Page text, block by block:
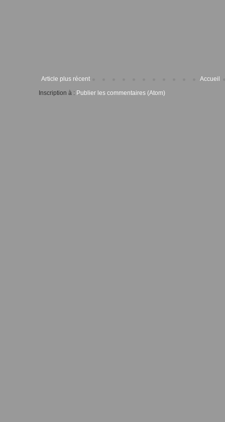
Article plus récent
Accueil
Inscription à : Publier les commentaires (Atom)